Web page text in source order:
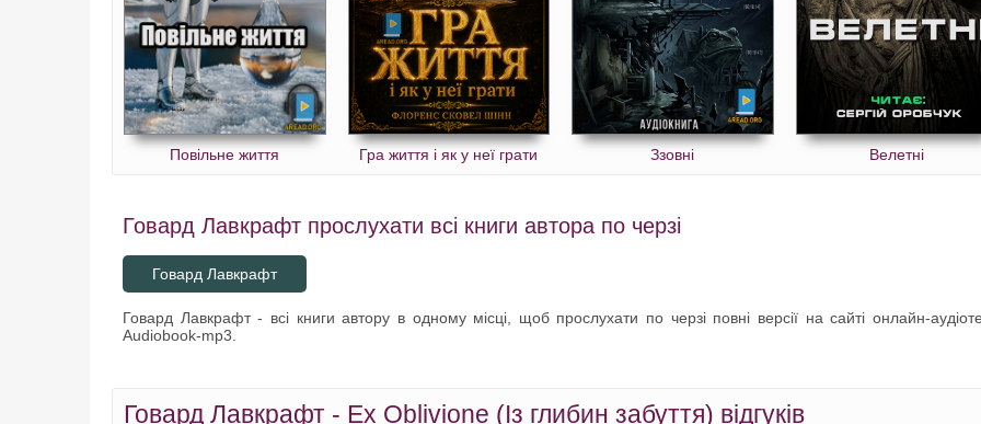
Повільне життя Гра життя і як у неї грати Ззовні Велетні
Говард Лавкрафт прослухати всі книги автора по черзі
Говард Лавкрафт
Говард Лавкрафт - всі книги автору в одному місці, щоб прослухати по черзі повні версії на сайті онлайн-
Audiobook-mp3.
Говард Лавкрафт - Ex Oblivione (Із глибин забуття) відгуків